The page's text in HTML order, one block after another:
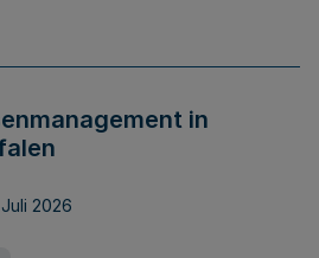
in
2026